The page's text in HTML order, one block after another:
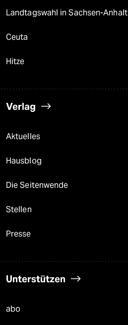
Landtagswahl in Sachsen-Anhalt
Ceuta
Hitze
Verlag
Aktuelles
Hausblog
Die Seitenwende
Stellen
Presse
Unterstützen
abo